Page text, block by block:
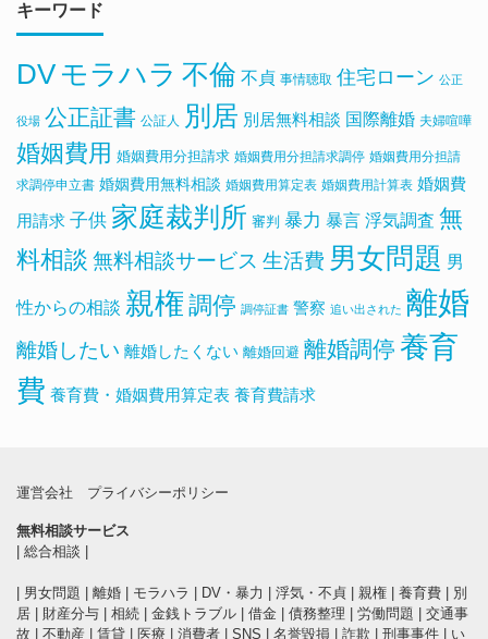
キーワード
DV モラハラ 不倫 不貞 事情聴取 住宅ローン 公正
役場 公正証書 公証人 別居 別居無料相談 国際離婚 夫婦喧嘩
婚姻費用 婚姻費用分担請求 婚姻費用分担請求調停 婚姻費用分担請
求調停申立書 婚姻費用無料相談 婚姻費用算定表 婚姻費用計算表 婚姻費
用請求 子供 家庭裁判所 審判 暴力 暴言 浮気調査 無
料相談 無料相談サービス 生活費 男女問題 男
性からの相談 親権 調停 調停証書 警察 追い出された 離婚
離婚したい 離婚したくない 離婚回避 離婚調停 養育
費 養育費・婚姻費用算定表 養育費請求
運営会社 プライバシーポリシー
無料相談サービス
総合相談
男女問題 離婚 モラハラ DV・暴力 浮気・不貞 親権 養育費
別
居
財産分与 相続 金銭トラブル 借金 債務整理 労働問題
交通事
故
不動産 賃貸 医療 消費者 SNS 名誉毀損 詐欺 刑事事件 い